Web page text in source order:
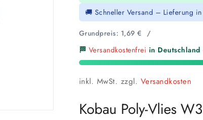
🚚 Schneller Versand – Lieferung in
Grundpreis: 1,69€ /
🏁 Versandkostenfrei in
inkl. MwSt. zzgl. Versandkosten
Kobau Poly-Vlies